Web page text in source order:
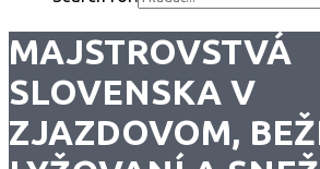
MAJSTROVSTVÁ
SLOVENSKA V
ZJAZDOVOM,